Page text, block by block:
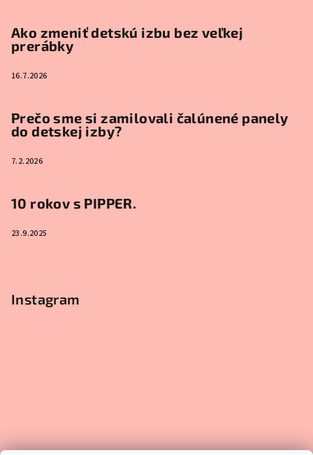
Ako zmeniť detskú izbu bez veľkej
prerábky
16.7.2026
Prečo sme si zamilovali čalúnené panely
do detskej izby?
7.2.2026
10 rokov s PIPPER.
23.9.2025
Instagram